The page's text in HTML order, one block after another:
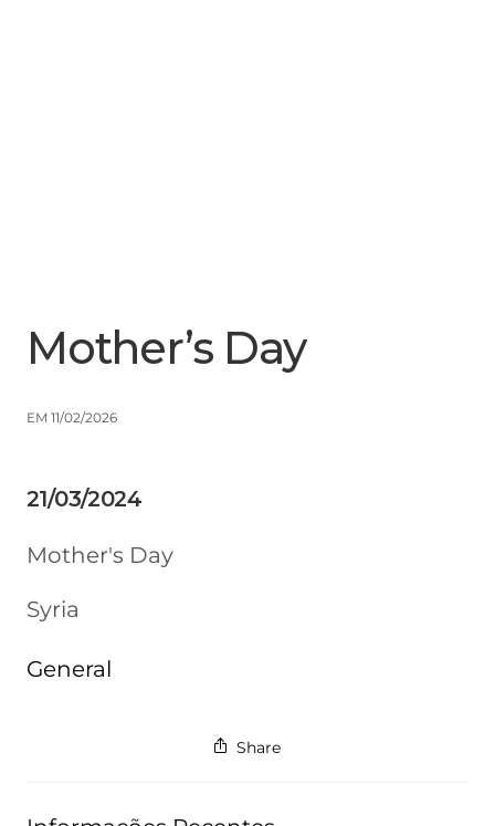
Mother’s Day
EM 11/02/2026
21/03/2024
Mother's Day
Syria
General
Share